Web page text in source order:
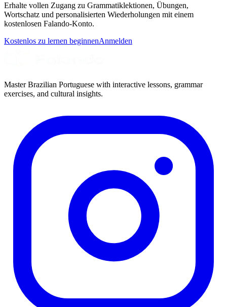
Erhalte vollen Zugang zu Grammatiklektionen, Übungen,
Wortschatz und personalisierten Wiederholungen mit einem
kostenlosen Falando-Konto.
Kostenlos zu lernen beginnenAnmelden
Master Brazilian Portuguese with interactive lessons, grammar
exercises, and cultural insights.